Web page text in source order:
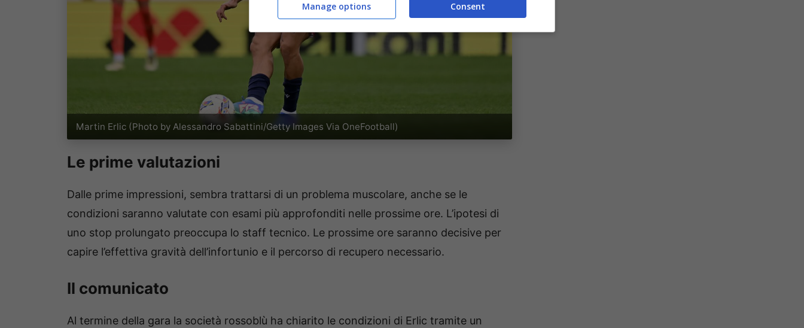
Martin Erlic (Photo by Alessandro Sabattini/Getty Images Via OneFootball)
Le prime valutazioni
Dalle prime impressioni, sembra trattarsi di un problema muscolare, anche se le
condizioni saranno valutate con esami più approfonditi nelle prossime ore. L’ipotesi di
uno stop prolungato preoccupa lo staff tecnico. Le prossime ore saranno decisive per
capire l’effettiva gravità dell’infortunio e il percorso di recupero necessario.
Il comunicato
Al termine della gara la società rossoblù ha chiarito le condizioni di Erlic tramite un
Consent
Manage options